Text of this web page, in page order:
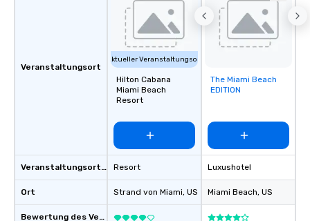
Veranstaltungsort
Veranstaltungsortstyp
Ort
Bewertung des Veranstaltungsortes
Aktueller Veranstaltungsort
Hilton Cabana
Miami Beach
Resort
Resort
Strand von Miami, US
Removed from
favorites
The Miami Beach
EDITION
Luxushotel
Miami Beach, US